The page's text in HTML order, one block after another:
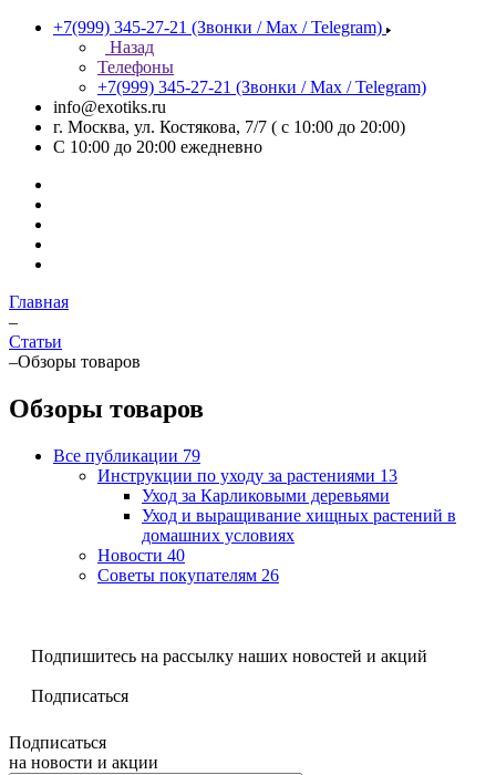
+7(999) 345-27-21 (Звонки / Max / Telegram)
Назад
Телефоны
+7(999) 345-27-21 (Звонки / Max / Telegram)
info@exotiks.ru
г. Москва, ул. Костякова, 7/7 ( с 10:00 до 20:00)
С 10:00 до 20:00 ежедневно
Главная
–
Статьи
–Обзоры товаров
Обзоры товаров
Все публикации 79
Инструкции по уходу за растениями 13
Уход за Карликовыми деревьями
Уход и выращивание хищных растений в
домашних условиях
Новости 40
Советы покупателям 26
Подпишитесь на рассылку наших новостей и акций
Подписаться
Подписаться
на новости и акции